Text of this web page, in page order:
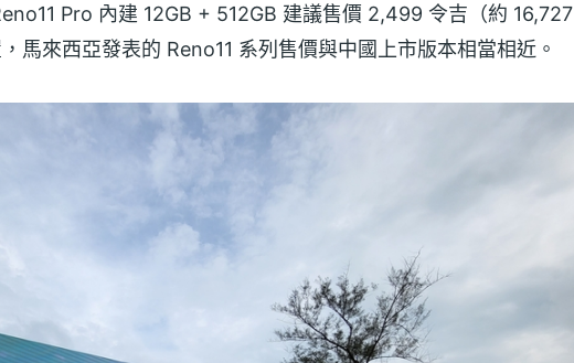
Pro 內建 12GB + 512GB 建議售價 2,499 令吉（約 16,727
馬來西亞發表的 Reno11 系列售價與中國上市版本相當相近。